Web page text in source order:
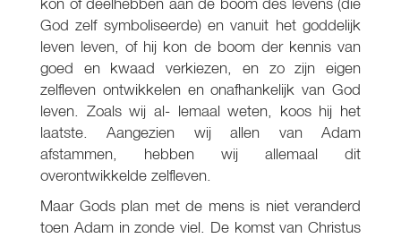
God zelf symboliseerde) en vanuit het goddelijk
leven leven, of hij kon de boom der kennis van
goed en kwaad verkiezen, en zo zijn eigen
zelfleven ontwikkelen en onafhankelijk van God
leven. Zoals wij al- lemaal weten, koos hij het
laatste. Aangezien wij allen van Adam
afstammen, hebben wij allemaal dit
overontwikkelde zelfleven.
Maar Gods plan met de mens is niet veranderd
toen Adam in zonde viel. De komst van Christus